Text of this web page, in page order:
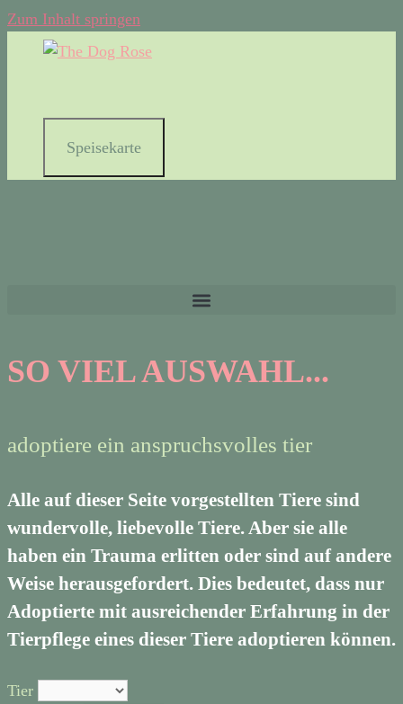
Zum Inhalt springen
Speisekarte
SO VIEL AUSWAHL...
adoptiere ein anspruchsvolles tier
Alle auf dieser Seite vorgestellten Tiere sind
wundervolle, liebevolle Tiere. Aber sie alle
haben ein Trauma erlitten oder sind auf andere
Weise herausgefordert. Dies bedeutet, dass nur
Adoptierte mit ausreichender Erfahrung in der
Tierpflege eines dieser Tiere adoptieren können.
Tier